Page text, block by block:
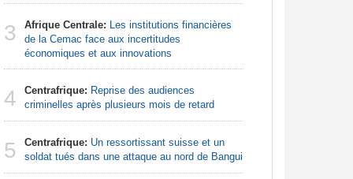
3 Afrique Centrale: Les institutions financières
de la Cemac face aux incertitudes
économiques et aux innovations
4 Centrafrique: Reprise des audiences
criminelles après plusieurs mois de retard
5 Centrafrique: Un ressortissant suisse et un
soldat tués dans une attaque au nord de Bangui